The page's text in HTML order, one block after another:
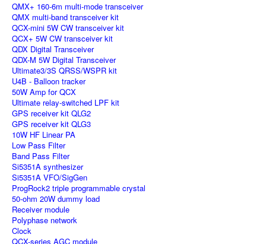
QMX+ 160-6m multi-mode transceiver
QMX multi-band transceiver kit
QCX-mini 5W CW transceiver kit
QCX+ 5W CW transceiver kit
QDX Digital Transceiver
QDX-M 5W Digital Transceiver
Ultimate3/3S QRSS/WSPR kit
U4B - Balloon tracker
50W Amp for QCX
Ultimate relay-switched LPF kit
GPS receiver kit QLG2
GPS receiver kit QLG3
10W HF Linear PA
Low Pass Filter
Band Pass Filter
Si5351A synthesizer
Si5351A VFO/SigGen
ProgRock2 triple programmable crystal
50-ohm 20W dummy load
Receiver module
Polyphase network
Clock
QCX-series AGC module